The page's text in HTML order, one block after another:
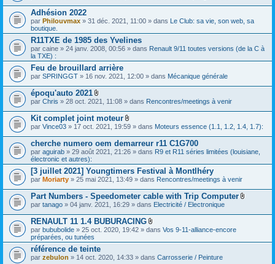
Adhésion 2022
par Philouvmax » 31 déc. 2021, 11:00 » dans Le Club: sa vie, son web, sa
boutique.
R11TXE de 1985 des Yvelines
par caine » 24 janv. 2008, 00:56 » dans Renault 9/11 toutes versions (de la C à
la TXE) :
Feu de brouillard arrière
par SPRINGGT » 16 nov. 2021, 12:00 » dans Mécanique générale
époqu'auto 2021
F
c
h
i
e
r
(
)
j
o
i
n
t
s
)
par Chris » 28 oct. 2021, 11:08 » dans Rencontres/meetings à venir
Kit complet joint moteur
F
c
h
i
r
(
s
)
j
o
i
n
t
s
par Vince03 » 17 oct. 2021, 19:59 » dans Moteurs essence (1.1, 1.2, 1.4, 1.7):
cherche numero oem demarreur r11 C1G700
par aguirab » 29 août 2021, 21:26 » dans R9 et R11 séries limitées (louisiane,
électronic et autres):
[3 juillet 2021] Youngtimers Festival à Montlhéry
par Moriarty » 25 mai 2021, 13:49 » dans Rencontres/meetings à venir
Part Numbers - Speedometer cable with Trip Computer
c
par tanago » 04 janv. 2021, 16:29 » dans Electricité / Electronique
RENAULT 11 1.4 BUBURACING
F
c
i
par bububolide » 25 oct. 2020, 19:42 » dans Vos 9-11-alliance-encore
préparées, ou tunées
référence de teinte
par zebulon » 14 oct. 2020, 14:33 » dans Carrosserie / Peinture